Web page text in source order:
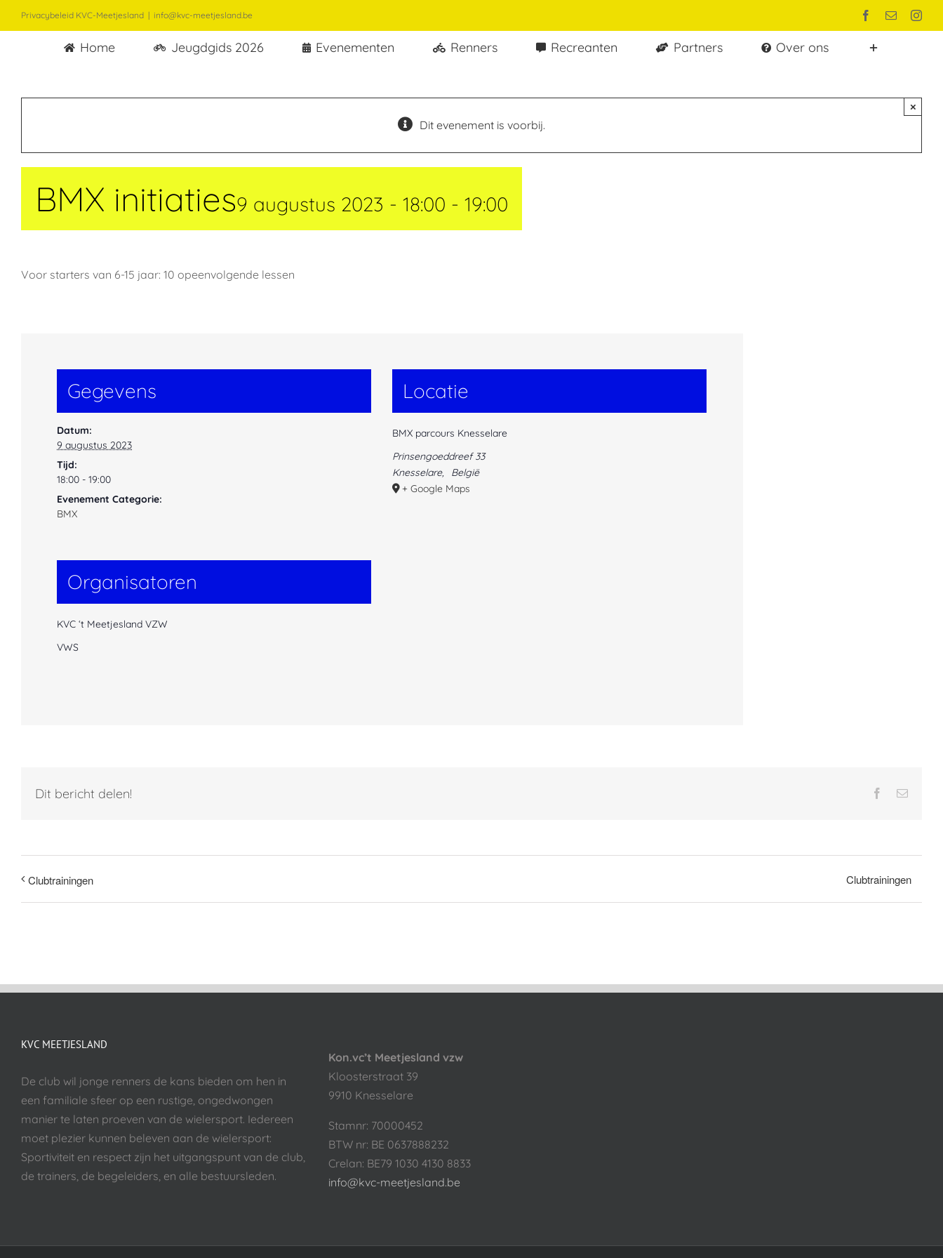
naar
Privacybeleid KVC-Meetjesland | info@kvc-meetjesland.be Facebook
E-
Home Jeugdgids 2026 Evenementen Renners Recreanten Partners Over ons
Dit evenement is voorbij.
×
BMX initiaties9 augustus 2023 - 18:00 - 19:00
Voor starters van 6-15 jaar: 10 opeenvolgende lessen
Gegevens
Datum:
9 augustus 2023
Tijd:
18:00 - 19:00
Evenement Categorie:
BMX
Organisatoren
KVC ‘t Meetjesland VZW
VWS
Locatie
BMX parcours Knesselare
Prinsengoeddreef 33
Knesselare,
België
+ Google Maps
Dit bericht delen! Facebook
E-
Clubtrainingen Clubtrainingen
KVC MEETJESLAND
De club wil jonge renners de kans bieden om hen in
een familiale sfeer op een rustige, ongedwongen
manier te laten proeven van de wielersport. Iedereen
moet plezier kunnen beleven aan de wielersport:
Sportiviteit en respect zijn het uitgangspunt van de club,
de trainers, de begeleiders, en alle bestuursleden.
Kon.vc’t Meetjesland vzw
Kloosterstraat 39
9910 Knesselare
Stamnr: 70000452
BTW nr: BE 0637888232
Crelan: BE79 1030 4130 8833
info@kvc-meetjesland.be